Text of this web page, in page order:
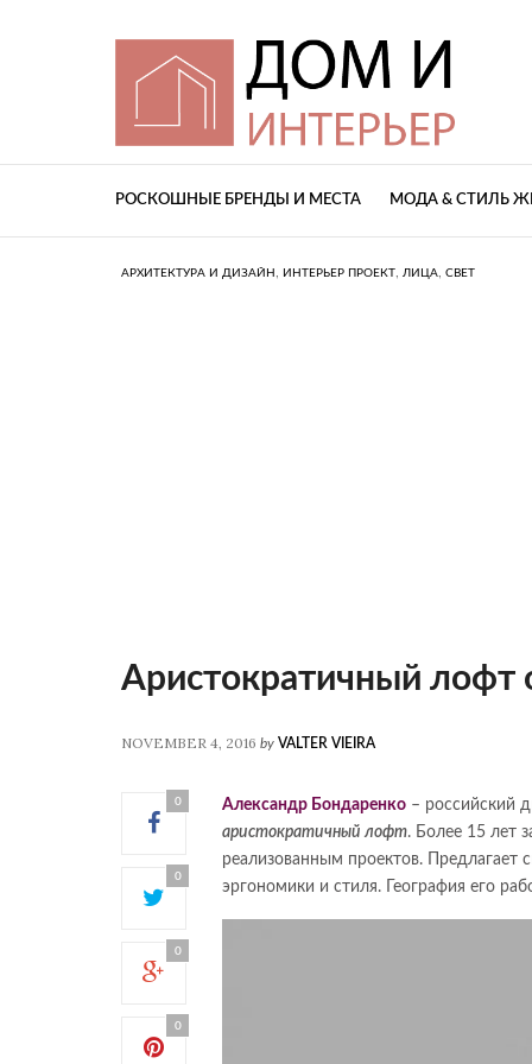
РОСКОШНЫЕ БРЕНДЫ И МЕСТА МОДА & СТИЛЬ
АРХИТЕКТУРА И ДИЗАЙН , ИНТЕРЬЕР ПРОЕКТ, ЛИЦА, СВЕТ
Аристократичный лофт
NOVEMBER 4, 2016 by VALTER VIEIRA
0
0
0
0
Александр Бондаренко – российский
аристократичный лофт. Более 15 лет
реализованным проектов. Предлагает
эргономики и стиля. География его